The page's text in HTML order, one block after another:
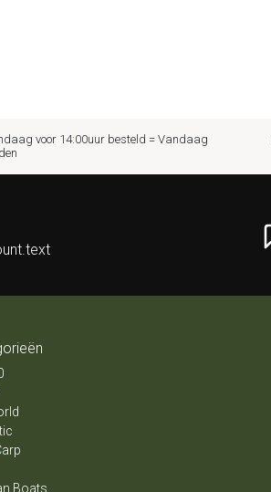
voor 14:00uur besteld = Vandaag
Boats